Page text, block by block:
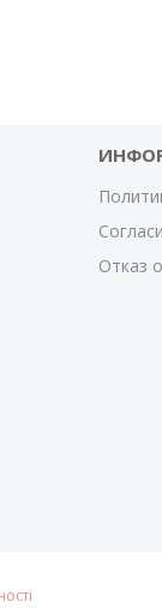
Отказ